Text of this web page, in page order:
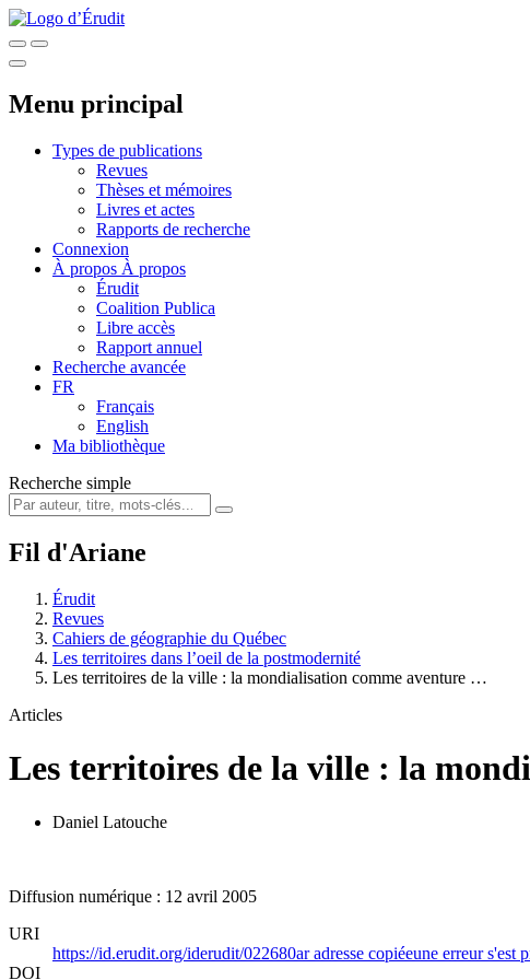
Menu principal
Types de publications
Revues
Thèses et mémoires
Livres et actes
Rapports de recherche
Connexion
À propos À propos
Érudit
Coalition Publica
Libre accès
Rapport annuel
Recherche avancée
FR
Français
English
Ma bibliothèque
Recherche simple
Fil d'Ariane
Érudit
Revues
Cahiers de géographie du Québec
Les territoires dans l’oeil de la postmodernité
Les territoires de la ville : la mondialisation comme aventure …
Articles
Les territoires de la ville : la
Daniel Latouche
Diffusion numérique : 12 avril 2005
URI
https://id.erudit.org/iderudit/022680aradresse copiéeune erreur s'est
DOI